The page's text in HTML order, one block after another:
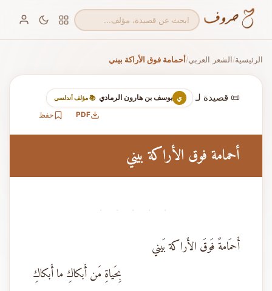
الرئيسية/الشعر العربي/أحمامة فوق الأراكة بيني
📜 قصيدة لـ ي يوسف بن هارون الرمادي 📚 مؤلف أندلسي
PDF حفظ
أحمامة فوق الأراكة بيني
· · · · ·
أَحمَامةً فَوقَ الأَراكة بَيني
بِحَياةِ مَن أَبكاكِ ما أَبكاكِ